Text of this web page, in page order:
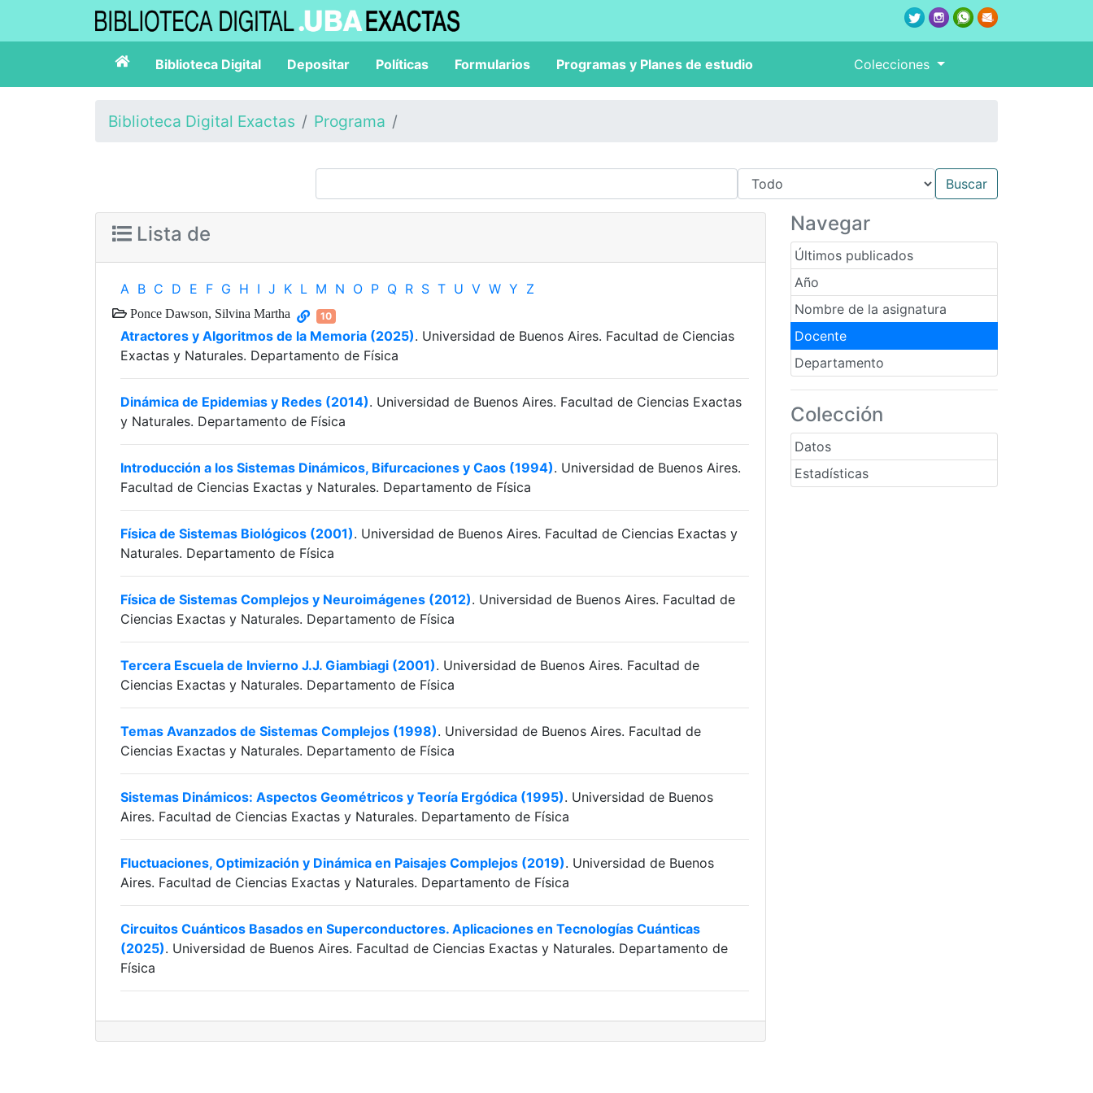
Biblioteca Digital Depositar Políticas Formularios Programas y Planes de estudio Colecciones
Biblioteca Digital Exactas Programa
Navegar
Últimos publicados
Año
Nombre de la asignatura
Docente
Departamento
Colección
Datos
Estadísticas
Lista de
A B C D E F G H I J K L M N O P Q R S T U V W Y Z
Ponce Dawson, Silvina Martha 10
Atractores y Algoritmos de la Memoria (2025). Universidad de Buenos Aires. Facultad de Ciencias
Exactas y Naturales. Departamento de Física
Dinámica de Epidemias y Redes (2014). Universidad de Buenos Aires. Facultad de Ciencias Exactas
y Naturales. Departamento de Física
Introducción a los Sistemas Dinámicos, Bifurcaciones y Caos (1994). Universidad de Buenos Aires.
Facultad de Ciencias Exactas y Naturales. Departamento de Física
Física de Sistemas Biológicos (2001). Universidad de Buenos Aires. Facultad de Ciencias Exactas y
Naturales. Departamento de Física
Física de Sistemas Complejos y Neuroimágenes (2012). Universidad de Buenos Aires. Facultad de
Ciencias Exactas y Naturales. Departamento de Física
Tercera Escuela de Invierno J.J. Giambiagi (2001). Universidad de Buenos Aires. Facultad de
Ciencias Exactas y Naturales. Departamento de Física
Temas Avanzados de Sistemas Complejos (1998). Universidad de Buenos Aires. Facultad de
Ciencias Exactas y Naturales. Departamento de Física
Sistemas Dinámicos: Aspectos Geométricos y Teoría Ergódica (1995). Universidad de Buenos
Aires. Facultad de Ciencias Exactas y Naturales. Departamento de Física
Fluctuaciones, Optimización y Dinámica en Paisajes Complejos (2019). Universidad de Buenos
Aires. Facultad de Ciencias Exactas y Naturales. Departamento de Física
Circuitos Cuánticos Basados en Superconductores. Aplicaciones en Tecnologías Cuánticas
(2025). Universidad de Buenos Aires. Facultad de Ciencias Exactas y Naturales. Departamento de
Física